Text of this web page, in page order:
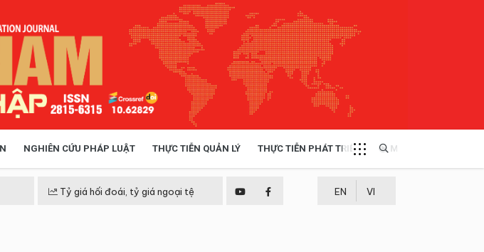
NGHIÊN CỨU PHÁP LUẬT THỰC TIỄN QUẢN LÝ THỰC TIỄN PHÁT TRIỂN MULTIMEDIA
Tỷ giá hối đoái, tỷ giá ngoại tệ EN VI